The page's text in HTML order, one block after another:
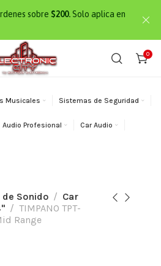
sobre $200. Solo aplica en
0
Musicales Sistemas de Seguridad
Audio Profesional Car Audio
Sonido
Car
TIMPANO TPT-
Range